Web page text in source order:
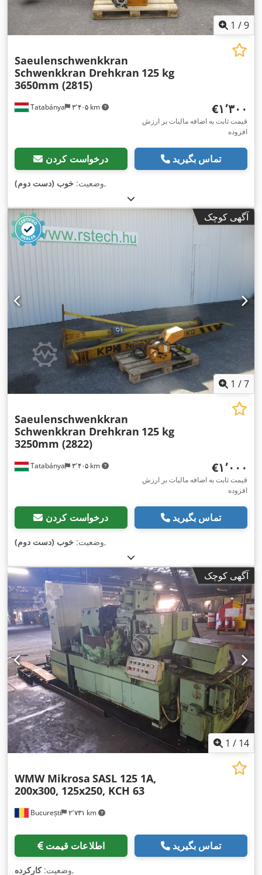
1 /9
Tatabánya ۳٬۴۰۵ km
Saeulenschwenkkran
Schwenkkran Drehkran 125 kg
3650mm (2815)
‎€۱٬۳۰۰
قیمت ثابت به اضافه مالیات بر ارزش
افزوده
درخواست کردن تماس بگیرید
وضعیت: خوب (دست دوم) ,
آگهی کوچک
1 /7
Tatabánya ۳٬۴۰۵ km
Saeulenschwenkkran
Schwenkkran Drehkran 125 kg
3250mm (2822)
‎€۱٬۰۰۰
قیمت ثابت به اضافه مالیات بر ارزش
افزوده
درخواست کردن تماس بگیرید
وضعیت: خوب (دست دوم) ,
آگهی کوچک
1 / 14
București ۲٬۷۳۱ km
WMW Mikrosa SASL 125 1A,
200x300, 125x250, KCH 63
اطلاعات قیمت تماس بگیرید
وضعیت:کارکرده ,